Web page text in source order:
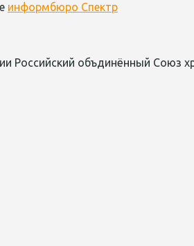
информбюро Спектр
Российский объдинённый Союз